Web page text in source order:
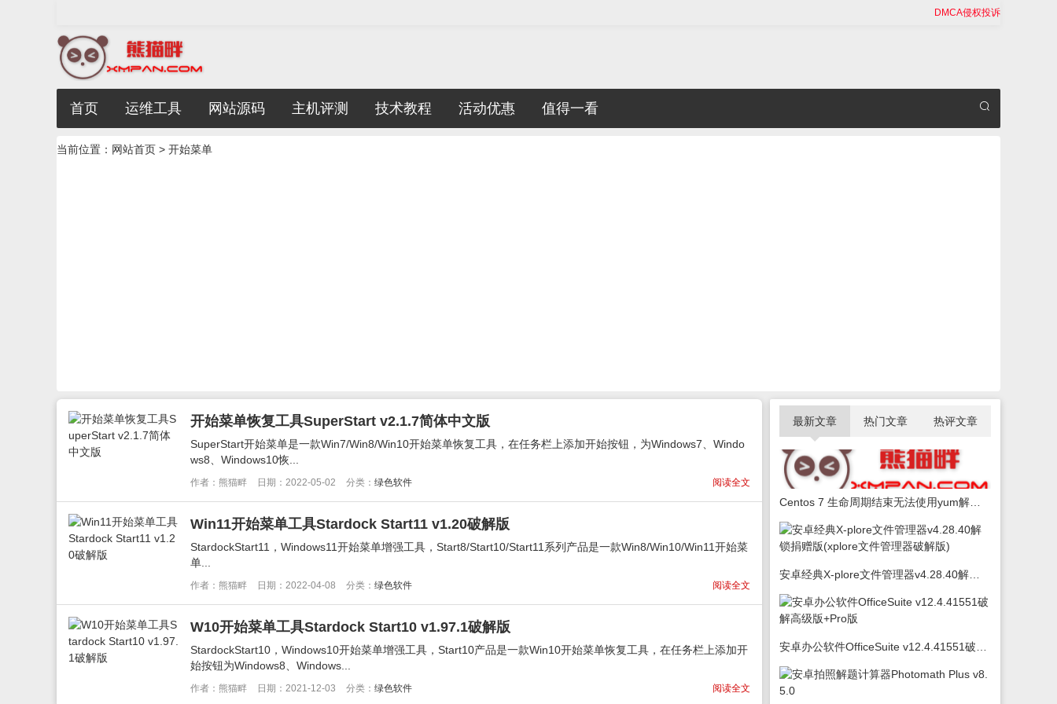
DMCA侵权投诉
首页 运维工具 网站源码 主机评测 技术教程 活动优惠 值得一看
当前位置： 网站首页 > 开始菜单
开始菜单恢复工具SuperStart v2.1.7简体中文版
SuperStart开始菜单是一款Win7/Win8/Win10开始菜单恢复工具，在任务栏上添加开始按钮，为Windows7、Windo
ws8、Windows10恢...
阅读全文
作者：熊猫畔 日期：2022-05-02 分类： 绿色软件
Win11开始菜单工具Stardock Start11 v1.20破解版
StardockStart11，Windows11开始菜单增强工具，Start8/Start10/Start11系列产品是一款Win8/Win10/Win11开始菜
单...
阅读全文
作者：熊猫畔 日期：2022-04-08 分类： 绿色软件
W10开始菜单工具Stardock Start10 v1.97.1破解版
StardockStart10，Windows10开始菜单增强工具，Start10产品是一款Win10开始菜单恢复工具，在任务栏上添加开
始按钮为Windows8、Windows...
阅读全文
作者：熊猫畔 日期：2021-12-03 分类： 绿色软件
最新文章 热门文章 热评文章